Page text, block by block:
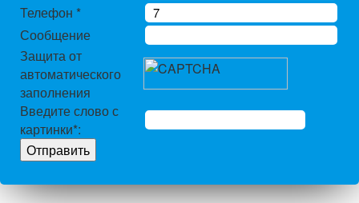
Телефон *
Сообщение
Защита от
автоматического
заполнения
Введите слово с
картинки*: